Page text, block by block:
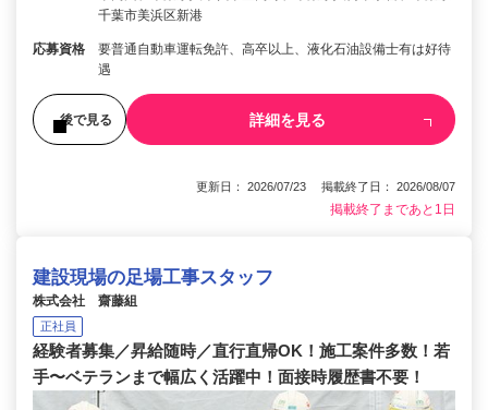
千葉市美浜区新港
応募資格
要普通自動車運転免許、高卒以上、液化石油設備士有は好待
遇
後で見る 詳細を見る
更新日： 2026/07/23 掲載終了日： 2026/08/07
掲載終了まであと1日
建設現場の足場工事スタッフ
株式会社 齋藤組
正社員
経験者募集／昇給随時／直行直帰OK！施工案件多数！若
手〜ベテランまで幅広く活躍中！面接時履歴書不要！